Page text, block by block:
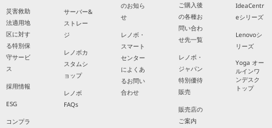
災害救助
法適用地
区に対す
る特別保
守サービ
ス
採用情報
ESG
コンプラ
サーバー&
ストレー
ジ
レノボカ
スタムシ
ョップ
レノボ
FAQs
のお知ら
せ
レノボ・
スマート
センター
によくあ
るお問い
合わせ
ご購入後
の各種お
問い合わ
せ先一覧
レノボ・
ジャパン
特別優待
販売
販売店の
ご案内
IdeaCentr
eシリーズ
Lenovoシ
リーズ
Yoga オー
ルインワ
ンデスク
トップ